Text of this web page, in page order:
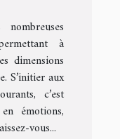
à
dimensions
S’initier aux
c’est
émotions,
vous...